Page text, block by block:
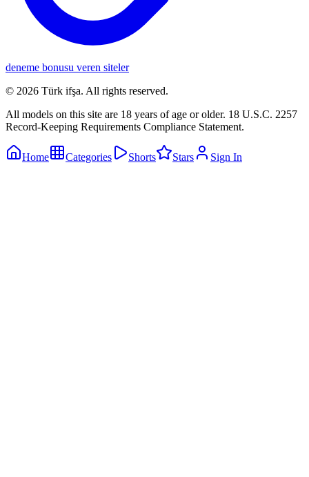
deneme bonusu veren siteler
© 2026 Türk ifşa. All rights reserved.
All models on this site are 18 years of age or older. 18 U.S.C. 2257
Record-Keeping Requirements Compliance Statement.
Home Categories Shorts Stars Sign In